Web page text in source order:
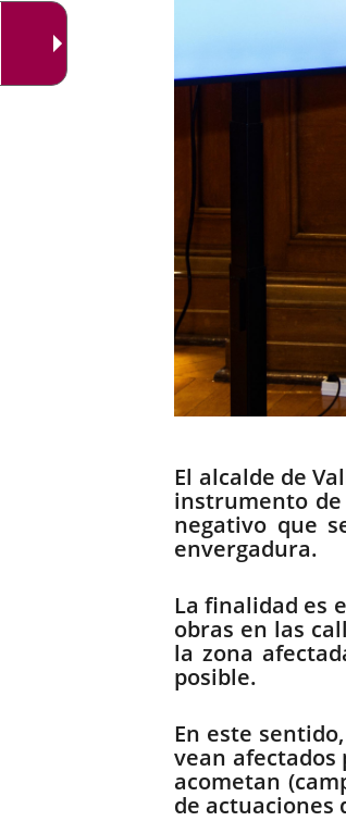
Descripción
El alcalde de
instrumento
negativo que
envergadura.
La finalidad es
obras en las
la zona
posible.
En este
vean
acometan
de actuaciones